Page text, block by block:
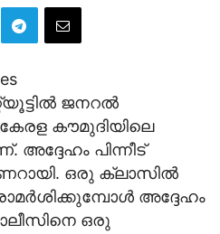
ജനറല്‍
കേരള കൗമുദിയിലെ
അദ്ദേഹം പിന്നീട്
ഒരു ക്ലാസില്‍
അദ്ദേഹം
ഒരു